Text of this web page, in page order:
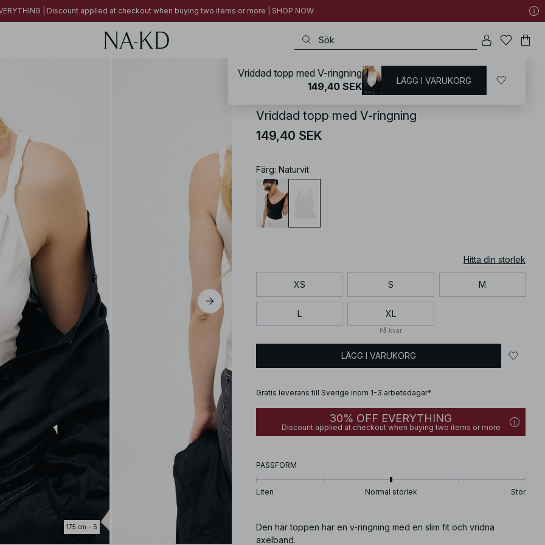
| Discount applied at checkout when buying two items or more | SHOP NOW
175 cm - S
Toppar / Ärmlösa toppar
Vriddad topp med V-ringning
149,40 SEK
Färg: Naturvit
Hitta din storlek
XS S M
L XL
Få kvar
LÄGG I VARUKORG
Gratis leverans till Sverige inom 1-3 arbetsdagar*
30% OFF EVERYTHING
Discount applied at checkout when buying two items or more
PASSFORM
Liten Normal storlek Stor
Den här toppen har en v-ringning med en slim fit och vridna
axelband.
Vriddad topp med V-ringning
149,40 SEK
LÄGG I VARUKORG